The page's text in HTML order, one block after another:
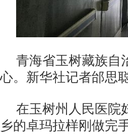
青海省玉树藏族自
心。新华社记者邰思
在玉树州人民医院
乡的卓玛拉样刚做完